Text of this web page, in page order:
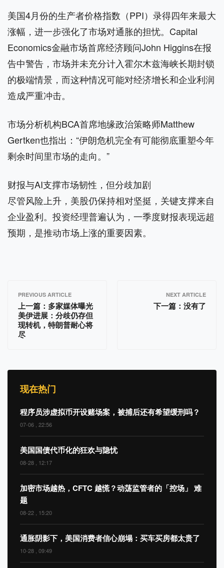
美国4月份的生产者价格指数（PPI）录得四年来最大
涨幅，进一步强化了市场对通胀的担忧。Capital
Economics金融市场首席经济顾问John Higgins在报
告中警告，市场并未充分计入霍尔木兹海峡长期封锁
的极端情景，而这种情况可能对经济增长和企业利润
造成严重冲击。
市场分析机构BCA首席地缘政治策略师Matthew
Gertken也指出：“伊朗危机完全有可能彻底重塑今年
剩余时间里市场的走向。”
财报与AI支撑市场韧性，但分歧加剧
尽管风险上升，美股仍保持相对坚挺，关键支撑来自
企业盈利。投资经理普遍认为，一季度财报表现远超
预期，是推动市场上涨的重要因素。
PREVIOUS ARTICLE
上一篇： 多家媒体曝光
美伊进展：分歧仍存但
现转机，特朗普耐心将
尽
NEXT ARTICLE
下一篇：没有了
现在热门
程序员涉虚拟币开设赌场案，被捕后还有希望缓刑吗？
07-06 , 22:56
美国国债代币化的狂欢与隐忧
08-28 , 12:17
加密市场越热，CFTC 越慌？动荡监管者的「控场」 难
题
08-22 , 15:20
通胀阴影下，美国消费者信心崩塌：买车买房都太贵了
10-28 , 09:49